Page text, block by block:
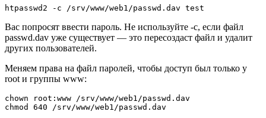
htpasswd2 -c /srv/www/web1/passwd.dav test
Вас попросят ввести пароль. Не используйте -c, если файл
passwd.dav уже существует — это пересоздаст файл и удалит
других пользователей.
Меняем права на файл паролей, чтобы доступ был только у
root и группы www:
chown root:www /srv/www/web1/passwd.dav
chmod 640 /srv/www/web1/passwd.dav